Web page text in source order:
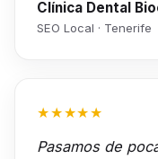
Clínica Dental
SEO Local · Tenerife
★★★★★
Pasamos de